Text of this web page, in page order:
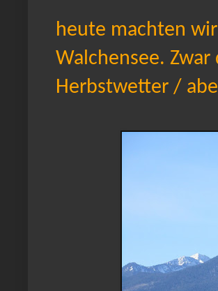
heute machten
Walchensee.
Herbstwetter /